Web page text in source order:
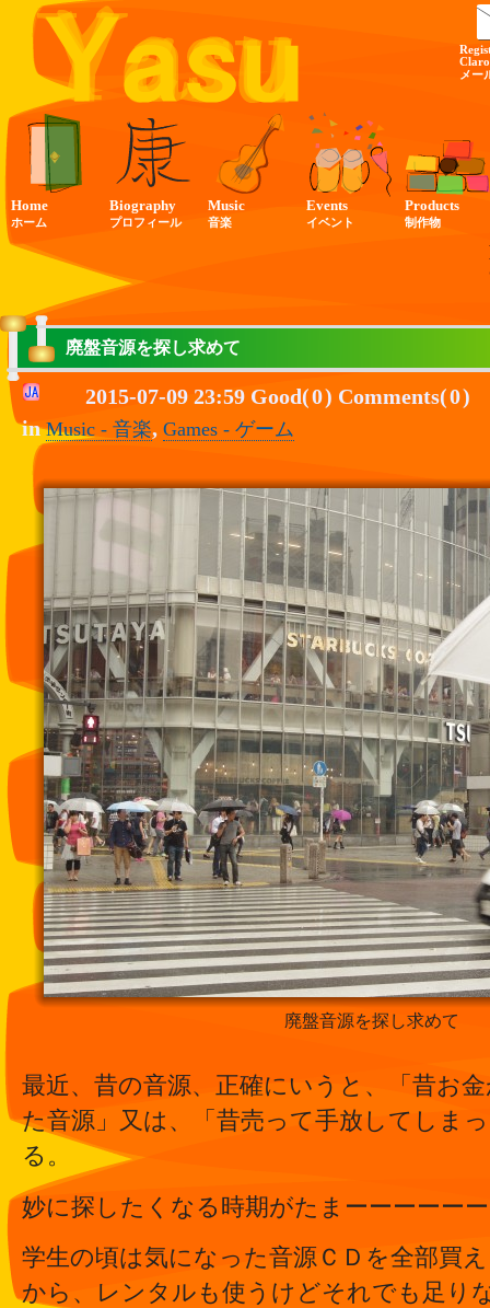
メー
Home
ホーム
Biography
プロフィール
Music
音楽
Events
イベント
Products
制作物
廃盤音源を探し求めて
2015-07-09 23:59 Good(0) Comments(0)
inMusic - 音楽, Games - ゲーム
廃盤音源を探し求めて
最近、昔の音源、正確にいうと、「昔お
た音源」又は、「昔売って手放してしま
る。
妙に探したくなる時期がたまーーーーー
学生の頃は気になった音源ＣＤを全部買
から、レンタルも使うけどそれでも足り